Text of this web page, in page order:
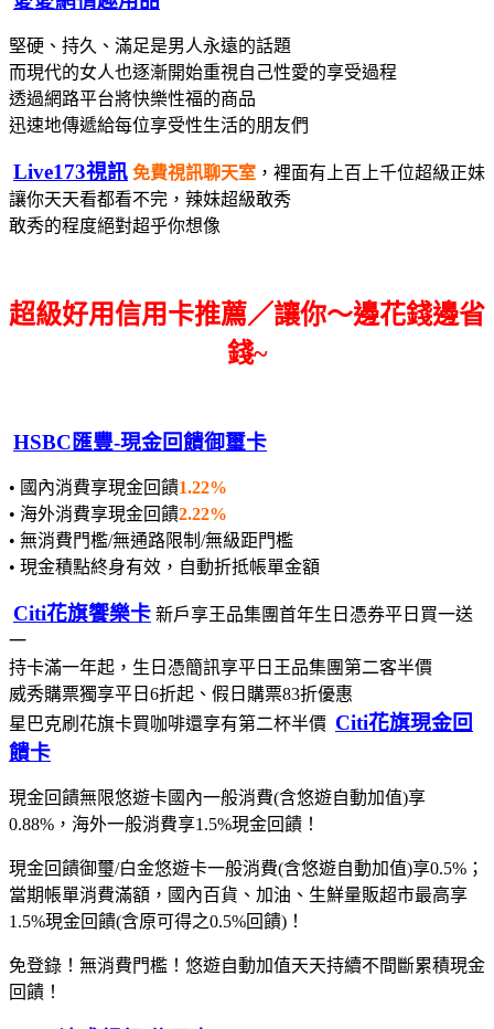
堅硬、持久、滿足是男人永遠的話題
而現代的女人也逐漸開始重視自己性愛的享受過程
透過網路平台將快樂性福的商品
迅速地傳遞給每位享受性生活的朋友們
Live173視訊 免費視訊聊天室 ，裡面有上百上千位超級正妹
讓你天天看都看不完，辣妹超級敢秀
敢秀的程度絕對超乎你想像
超級好用信用卡推薦／讓你～邊花錢邊省
錢~
HSBC匯豐-現金回饋御璽卡
• 國內消費享現金回饋1.22%
• 海外消費享現金回饋2.22%
• 無消費門檻/無通路限制/無級距門檻
• 現金積點終身有效，自動折抵帳單金額
Citi花旗饗樂卡 新戶享王品集團首年生日憑券平日買一送
一
持卡滿一年起，生日憑簡訊享平日王品集團第二客半價
威秀購票獨享平日6折起、假日購票83折優惠
星巴克刷花旗卡買咖啡還享有第二杯半價 Citi花旗現金回
饋卡
現金回饋無限悠遊卡國內一般消費(含悠遊自動加值)享
0.88%，海外一般消費享1.5%現金回饋！
現金回饋御璽/白金悠遊卡一般消費(含悠遊自動加值)享0.5%；
當期帳單消費滿額，國內百貨、加油、生鮮量販超市最高享
1.5%現金回饋(含原可得之0.5%回饋)！
免登錄！無消費門檻！悠遊自動加值天天持續不間斷累積現金
回饋！